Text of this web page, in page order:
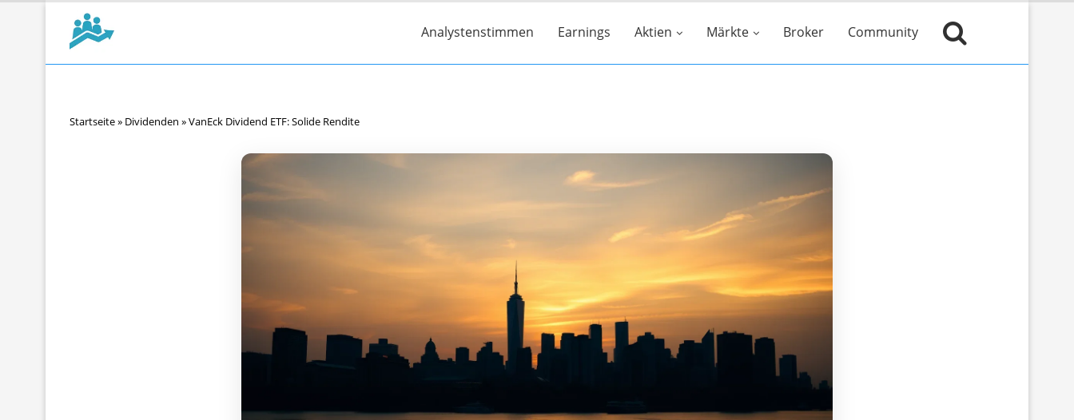
Analystenstimmen Earnings Aktien Märkte Broker Community
Startseite» Dividenden »VanEck Dividend ETF: Solide Rendite